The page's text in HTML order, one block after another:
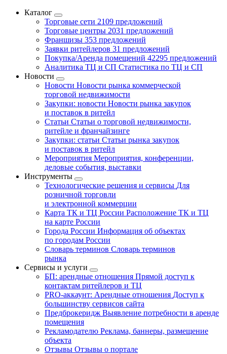
Каталог
Торговые сети 2109 предложений
Торговые центры 2031 предложений
Франшизы 353 предложений
Заявки ритейлеров 31 предложений
Покупка/Аренда помещений 42295 предложений
Аналитика ТЦ и СП Статистика по ТЦ и СП
Новости
Новости Новости рынка коммерческой
торговой недвижимости
Закупки: новости Новости рынка закупок
и поставок в ритейл
Статьи Статьи о торговой недвижимости,
ритейле и франчайзинге
Закупки: статьи Статьи рынка закупок
и поставок в ритейл
Мероприятия Мероприятия, конференции,
деловые события, выставки
Инструменты
Технологические решения и сервисы Для
розничной торговли
и электронной коммерции
Карта ТК и ТЦ России Расположение ТК и ТЦ
на карте России
Города России Информация об объектах
по городам России
Словарь терминов Словарь терминов
рынка
Сервисы и услуги
БП: арендные отношения Прямой доступ к
контактам ритейлеров и ТЦ
PRO-аккаунт: Арендные отношения Доступ к
большинству сервисов сайта
Предброкеридж Выявление потребности в аренде
помещения
Рекламодателю Реклама, баннеры, размещение
объекта
Отзывы Отзывы о портале